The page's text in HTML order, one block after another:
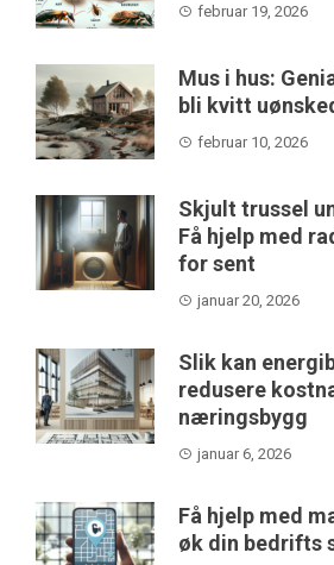
februar 19, 2026
Mus i hus:
bli kvitt
februar 10, 2026
Skjult trussel
Få hjelp med
for sent
januar 20, 2026
Slik kan
redusere
næringsbygg
januar 6, 2026
Få hjelp med
øk din bedrifts